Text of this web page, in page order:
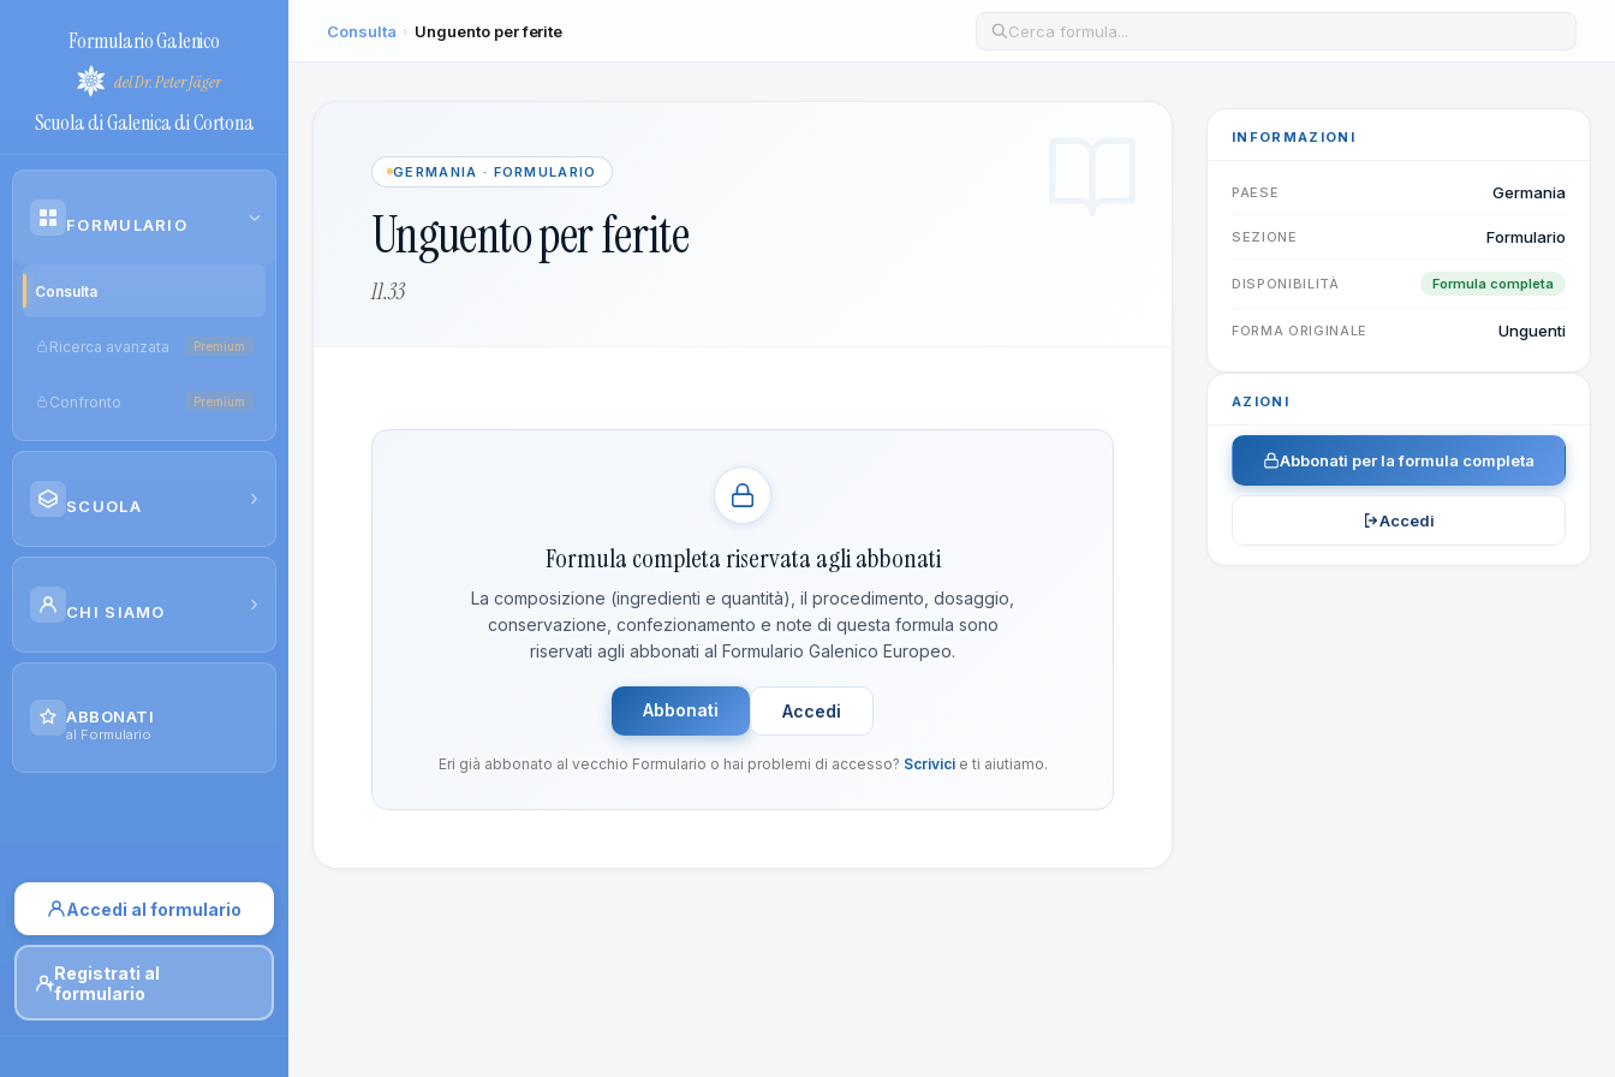
Formulario Galenico
del Dr. Peter Jäger
Scuola di Galenica di Cortona
FORMULARIO ›
Consulta
Ricerca avanzata Premium
Confronto Premium
SCUOLA ›
Corsi
Moduli di iscrizione
CHI SIAMO ›
Contatti
ABBONATI
al Formulario
Accedi al formulario
Registrati al
formulario
Consulta › Unguento per ferite Cerca una formula nel database
GERMANIA · FORMULARIO
Unguento per ferite
11.33
Formula completa riservata agli abbonati
La composizione (ingredienti e quantità), il procedimento, dosaggio,
conservazione, confezionamento e note di questa formula sono
riservati agli abbonati al Formulario Galenico Europeo.
Abbonati Accedi
Eri già abbonato al vecchio Formulario o hai problemi di accesso? Scrivicie ti aiutiamo.
INFORMAZIONI
PAESE Germania
SEZIONE Formulario
DISPONIBILITÀ Formula completa
FORMA ORIGINALE Unguenti
AZIONI
Abbonati per la formula completa
Accedi